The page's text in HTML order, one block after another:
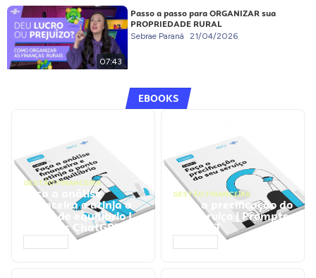
07:43
Passo a passo para ORGANIZAR sua
PROPRIEDADE RURAL
Sebrae Paraná 21/04/2026
EBOOKS
GESTÃO FINANCEIRA
Faça a análise
financeira e atinja o
ponto de equilíbrio |
Prompts ChatGPT
GESTÃO FINANCEIRA
Faça a precificação do
seu serviço | Prompts
ChatGPT